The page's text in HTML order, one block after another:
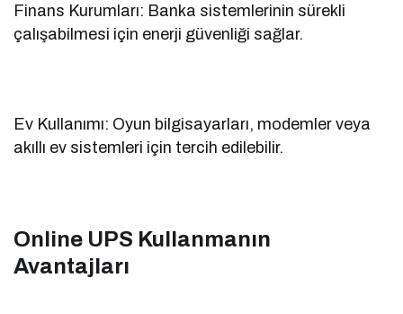
Finans Kurumları: Banka sistemlerinin sürekli
çalışabilmesi için enerji güvenliği sağlar.
Ev Kullanımı: Oyun bilgisayarları, modemler veya
akıllı ev sistemleri için tercih edilebilir.
Online UPS Kullanmanın
Avantajları